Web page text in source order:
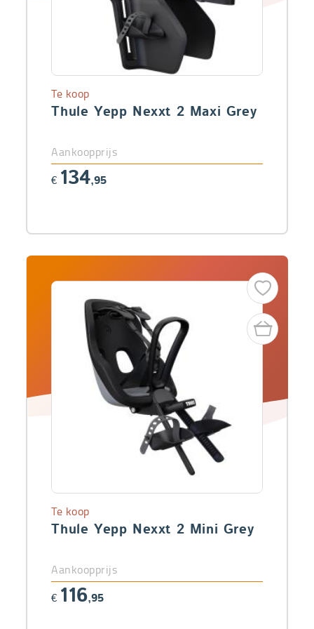
Thule Yepp Nexxt 2 Maxi Grey
Te koop
Aankoopprijs
€ 134,95
Thule Yepp Nexxt 2 Mini Grey
Te koop
Aankoopprijs
€ 116,95